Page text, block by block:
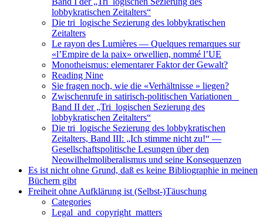
lobbykratischen Zeitalters“
Die tri_logische Sezierung des lobbykratischen
Zeitalters
Le rayon des Lumières — Quelques remarques sur
«l’Empire de la paix» orwellien, nommé l’UE
Monotheismus: elementarer Faktor der Gewalt?
Reading Nine
Sie fragen noch, wie die «Verhältnisse » liegen?
Zwischenrufe in satirisch-politischen Variationen _
Band II der „Tri_logischen Sezierung des
lobbykratischen Zeitalters“
Die tri_logische Sezierung des lobbykratischen
Zeitalters, Band III: „Ich stimme nicht zu!“ —
Gesellschaftspolitische Lesungen über den
Neowilhelmoliberalismus und seine Konsequenzen
Es ist nicht ohne Grund, daß es keine Bibliographie in meinen
Büchern gibt
Freiheit ohne Aufklärung ist (Selbst-)Täuschung
Categories
Legal_and_copyright_matters